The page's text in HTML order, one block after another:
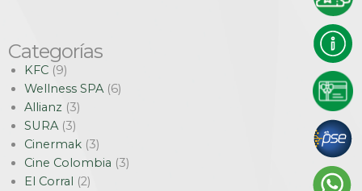
Categorías
KFC (9)
Wellness SPA(6)
Allianz (3)
SURA(3)
Cinermak (3)
Cine Colombia (3)
El Corral (2)